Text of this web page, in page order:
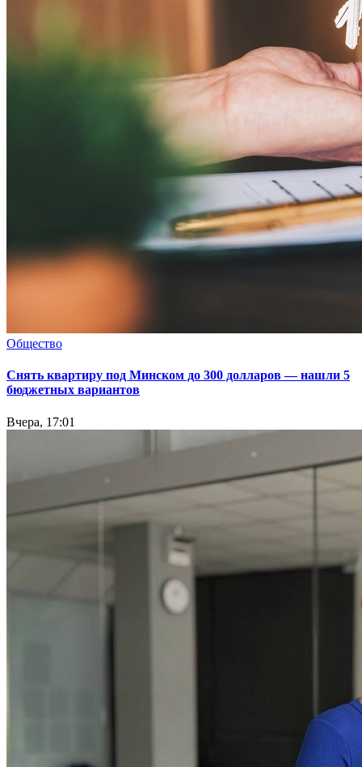
Общество
Снять квартиру под Минском до 300 долларов — нашли 5
бюджетных вариантов
Вчера, 17:01